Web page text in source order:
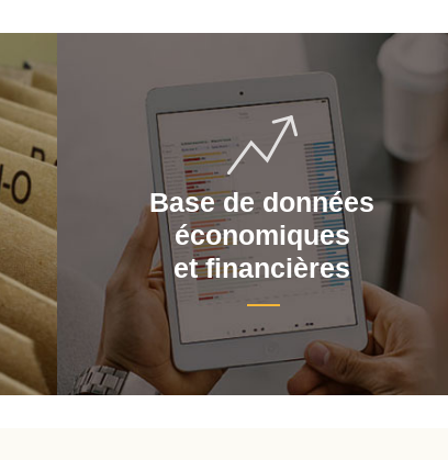
Base de données
économiques
et financières